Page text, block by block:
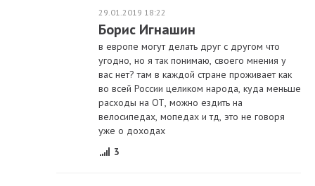
29.01.2019 18:22
Борис Игнашин
в европе могут делать друг с другом что
угодно, но я так понимаю, своего мнения у
вас нет? там в каждой стране проживает как
во всей России целиком народа, куда меньше
расходы на ОТ, можно ездить на
велосипедах, мопедах и тд, это не говоря
уже о доходах
3